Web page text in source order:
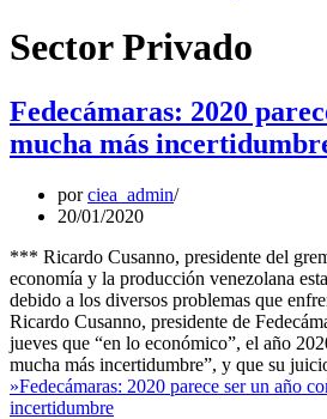
Sector Privado
Fedecámaras: 2020
mucha más
porciea_admin
20/01/2020
*** Ricardo Cusanno, presidente del
economía y la producción venezolana
debido a los diversos problemas que
Ricardo Cusanno, presidente de
jueves que “en lo económico”, el año
mucha más incertidumbre”, y que su
»Fedecámaras: 2020 parece ser un año
incertidumbre